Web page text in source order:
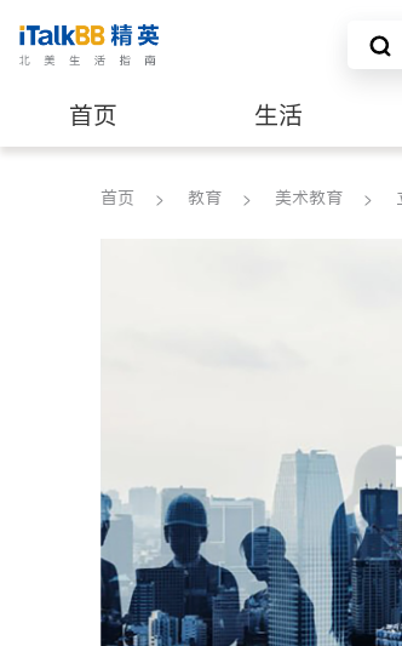
首页 生活
养老 非盈利组织
首页 教育 美术教育